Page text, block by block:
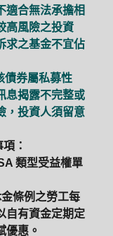
投資
月配息
適合無法承擔相
高風險之投資
求之基金不宜佔
債券屬私募性
息揭露不完整或
，投資人須留意
：
類型受益權單
條例之勞工每
自有資金定期定
優惠。